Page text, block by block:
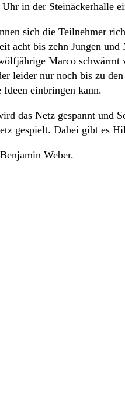
in der Steinäckerhalle
sich die Teilnehmer
acht bis zehn Jungen
Marco schwärmt
leider nur noch bis zu
Ideen einbringen kann.
das Netz gespannt und
gespielt. Dabei gibt es
Weber.